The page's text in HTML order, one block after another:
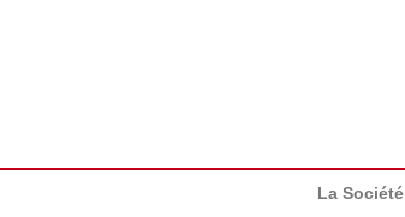
La Société